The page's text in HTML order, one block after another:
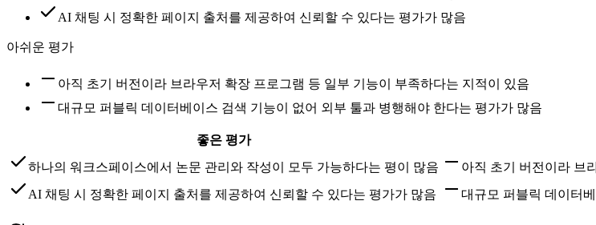
AI 채팅 시 정확한 페이지 출처를 제공하여 신뢰할 수 있다는 평가가 많음
아쉬운 평가
아직 초기 버전이라 브라우저 확장 프로그램 등 일부 기능이 부족하다는 지적이 있음
대규모 퍼블릭 데이터베이스 검색 기능이 없어 외부 툴과 병행해야 한다는 평가가 많음
좋은 평가
하나의 워크스페이스에서 논문 관리와 작성이 모두 가능하다는 평이 많음
아직 초기 버전이라 브
AI 채팅 시 정확한 페이지 출처를 제공하여 신뢰할 수 있다는 평가가 많음
대규모 퍼블릭 데이터